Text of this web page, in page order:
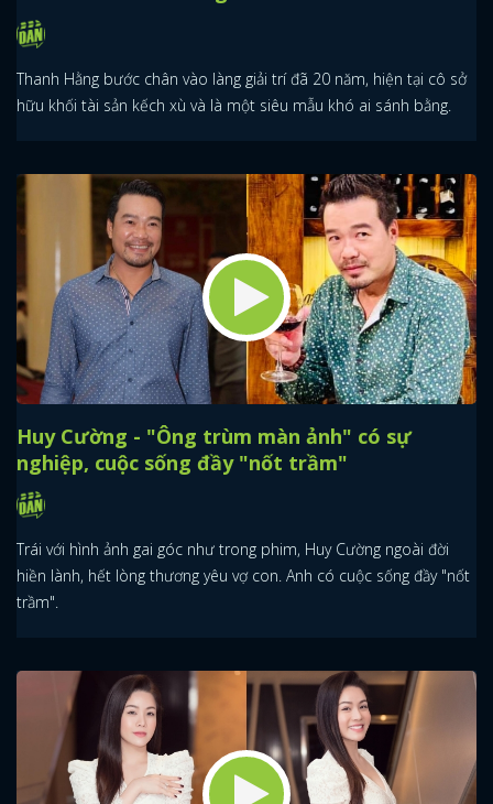
Thanh Hằng bước chân vào làng giải trí đã 20 năm, hiện tại cô sở
hữu khối tài sản kếch xù và là một siêu mẫu khó ai sánh bằng.
Huy Cường - "Ông trùm màn ảnh" có sự
nghiệp, cuộc sống đầy "nốt trầm"
Trái với hình ảnh gai góc như trong phim, Huy Cường ngoài đời
hiền lành, hết lòng thương yêu vợ con. Anh có cuộc sống đầy "nốt
trầm".